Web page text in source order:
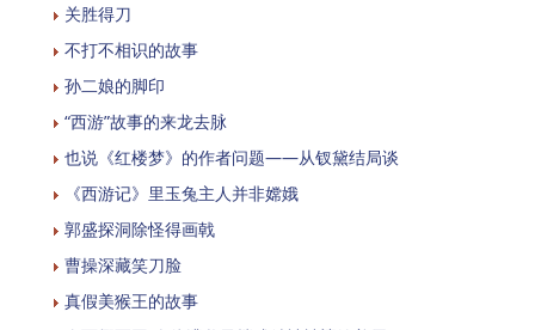
关胜得刀
不打不相识的故事
孙二娘的脚印
“西游”故事的来龙去脉
也说《红楼梦》的作者问题——从钗黛结局谈
《西游记》里玉兔主人并非嫦娥
郭盛探洞除怪得画戟
曹操深藏笑刀脸
真假美猴王的故事